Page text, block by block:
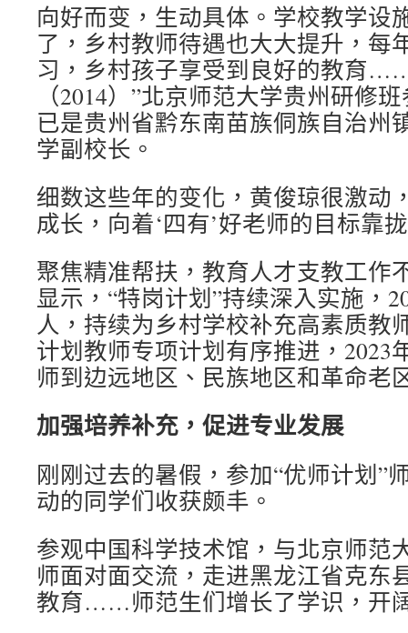
向好而变，生动具体。学校教学设
了，乡村教师待遇也大大提升，每
习，乡村孩子享受到良好的教育
（2014）”北京师范大学贵州研修
已是贵州省黔东南苗族侗族自治州
学副校长。
细数这些年的变化，黄俊琼很激动
成长，向着‘四有’好老师的目标靠
聚焦精准帮扶，教育人才支教工作
显示，“特岗计划”持续深入实施，
人，持续为乡村学校补充高素质教
计划教师专项计划有序推进，2023
师到边远地区、民族地区和革命老
加强培养补充，促进专业发展
刚刚过去的暑假，参加“优师计划”
动的同学们收获颇丰。
参观中国科学技术馆，与北京师范
师面对面交流，走进黑龙江省克东
教育……师范生们增长了学识，开